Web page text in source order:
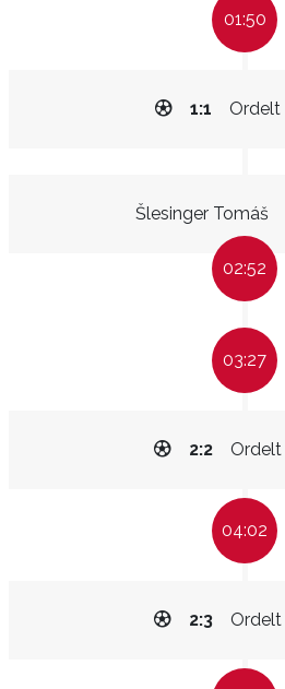
01:50
Ordelt
1:1
Šlesinger Tomáš
02:52
03:27
Ordelt
2:2
04:02
Ordelt
2:3